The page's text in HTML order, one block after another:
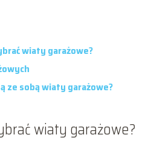
wiaty garażowe?
ze sobą wiaty garażowe?
wiaty garażowe?